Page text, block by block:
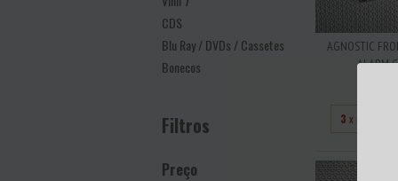
CDS
Blu Ray / DVDs / Cassetes
Bonecos
Filtros
Preço
AGNOSTIC
ALARM
3 x de